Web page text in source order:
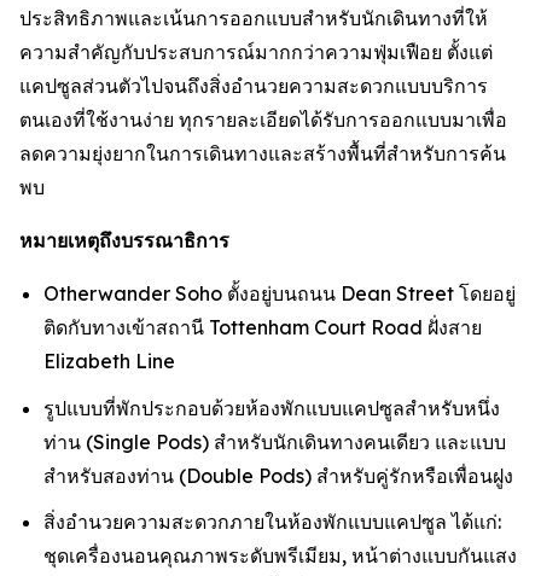
ประสิทธิภาพและเน้นการออกแบบสำหรับนักเดินทางที่ให้
ความสำคัญกับประสบการณ์มากกว่าความฟุ่มเฟือย ตั้งแต่
แคปซูลส่วนตัวไปจนถึงสิ่งอำนวยความสะดวกแบบบริการ
ตนเองที่ใช้งานง่าย ทุกรายละเอียดได้รับการออกแบบมาเพื่อ
ลดความยุ่งยากในการเดินทางและสร้างพื้นที่สำหรับการค้น
พบ
หมายเหตุถึงบรรณาธิการ
Otherwander Soho ตั้งอยู่บนถนน Dean Street โดยอยู่
ติดกับทางเข้าสถานี Tottenham Court Road ฝั่งสาย
Elizabeth Line
รูปแบบที่พักประกอบด้วยห้องพักแบบแคปซูลสำหรับหนึ่ง
ท่าน (Single Pods) สำหรับนักเดินทางคนเดียว และแบบ
สำหรับสองท่าน (Double Pods) สำหรับคู่รักหรือเพื่อนฝูง
สิ่งอำนวยความสะดวกภายในห้องพักแบบแคปซูล ได้แก่:
ชุดเครื่องนอนคุณภาพระดับพรีเมียม, หน้าต่างแบบกันแสง